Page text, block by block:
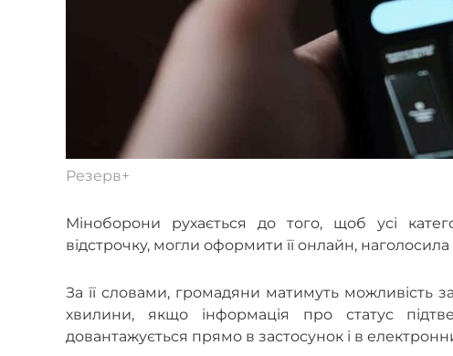
Резерв+
Міноборони рухається до того, щоб усі
відстрочку, могли оформити її онлайн,
За її словами, громадяни матимуть можливість
хвилини, якщо інформація про статус
довантажується прямо в застосунок і в